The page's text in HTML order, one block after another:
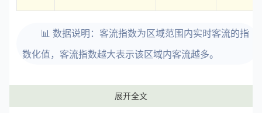
📊 数据说明：客流指数为区域范围内实时客流的指
数化值，客流指数越大表示该区域内客流越多。
济南平阴县景区周边实时拥堵排名
展开全文